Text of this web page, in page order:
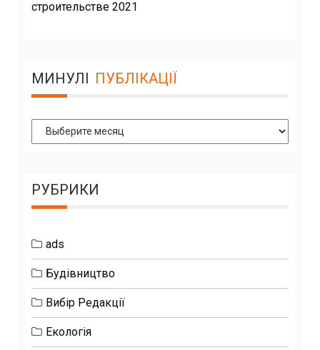
строительстве 2021
МИНУЛІ ПУБЛІКАЦІЇ
Минулі
Публікації
РУБРИКИ
ads
Будівництво
Вибір Редакції
Екологія